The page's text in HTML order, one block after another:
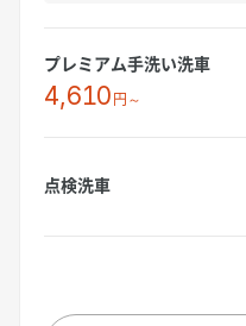
プレミアム手洗い洗車
4,610円～
点検洗車